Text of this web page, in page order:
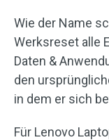
Wie der Name
Werksreset alle
Daten &
den
in dem er sich
Für Lenovo